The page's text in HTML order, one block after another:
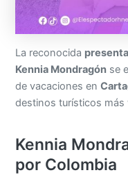
La reconocida
Kennia Mondragón se
de vacaciones en
destinos turísticos
Kennia
por Colombia